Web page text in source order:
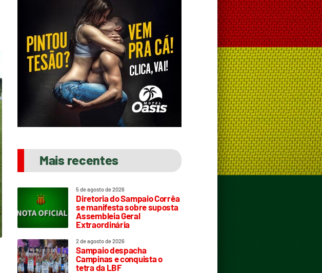
Mais recentes
5 de agosto de 2026
Diretoria do Sampaio Corrêa
se manifesta sobre suposta
Assembleia Geral
Extraordinária
2 de agosto de 2026
Sampaio despacha
Campinas e conquista o
tetra da LBF